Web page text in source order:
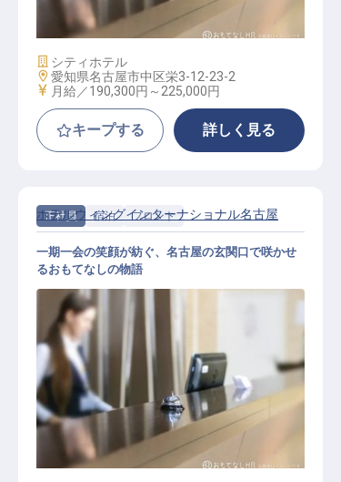
施設業態
シティホテル
勤務地
愛知県名古屋市中区栄3-12-23-2
給与
月給／190,300円～ 225,000円
キープする 詳しく見る
正社員 宿泊 フロント
フロント
ホテルウィングインターナショナル名古屋
一期一会の笑顔が紡ぐ、名古屋の玄関口で咲かせ
るおもてなしの物語